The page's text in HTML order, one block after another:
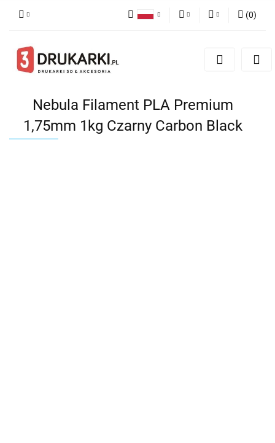
English
Zarejestruj się
(0)
Nebula Filament PLA Premium
1,75mm 1kg Czarny Carbon Black